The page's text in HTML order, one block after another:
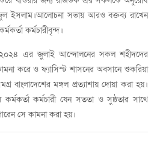
ইসলাম।আলোচনা সভায় আরও বক্তব্য রাখেন
কর্মচারীবৃন্দ।
২০২৪ এর জুলাই আন্দোলনের সকল শহীদদের
করে ও ফ্যাসিস্ট শাসনের অবসানে শুকরিয়া
বাংলাদেশের মঙ্গল প্রত্যাশায় দোয়া করা হয়।
কর্মচারী যেন সততা ও সুষ্ঠতার সাথে
সে কামনা করা হয়।